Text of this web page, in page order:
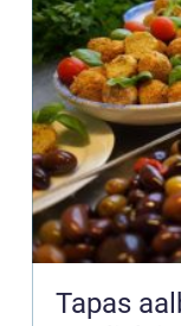
Tapas aalborg